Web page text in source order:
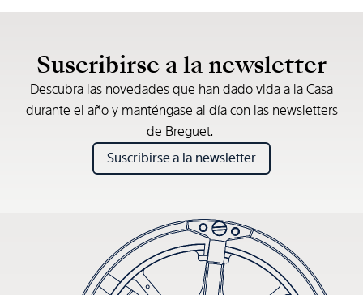
Suscribirse a la newsletter
Descubra las novedades que han dado vida a la Casa
durante el año y manténgase al día con las newsletters
de Breguet.
Suscribirse a la newsletter